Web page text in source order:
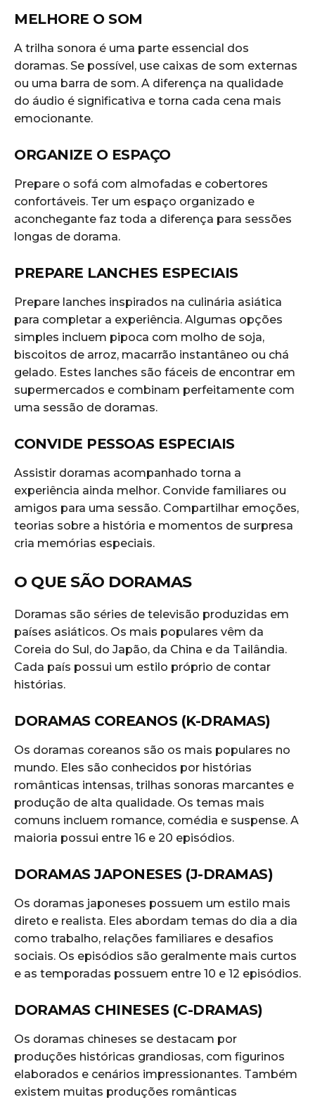
MELHORE O SOM
A trilha sonora é uma parte essencial dos
doramas. Se possível, use caixas de som externas
ou uma barra de som. A diferença na qualidade
do áudio é significativa e torna cada cena mais
emocionante.
ORGANIZE O ESPAÇO
Prepare o sofá com almofadas e cobertores
confortáveis. Ter um espaço organizado e
aconchegante faz toda a diferença para sessões
longas de dorama.
PREPARE LANCHES ESPECIAIS
Prepare lanches inspirados na culinária asiática
para completar a experiência. Algumas opções
simples incluem pipoca com molho de soja,
biscoitos de arroz, macarrão instantâneo ou chá
gelado. Estes lanches são fáceis de encontrar em
supermercados e combinam perfeitamente com
uma sessão de doramas.
CONVIDE PESSOAS ESPECIAIS
Assistir doramas acompanhado torna a
experiência ainda melhor. Convide familiares ou
amigos para uma sessão. Compartilhar emoções,
teorias sobre a história e momentos de surpresa
cria memórias especiais.
O QUE SÃO DORAMAS
Doramas são séries de televisão produzidas em
países asiáticos. Os mais populares vêm da
Coreia do Sul, do Japão, da China e da Tailândia.
Cada país possui um estilo próprio de contar
histórias.
DORAMAS COREANOS (K-DRAMAS)
Os doramas coreanos são os mais populares no
mundo. Eles são conhecidos por histórias
românticas intensas, trilhas sonoras marcantes e
produção de alta qualidade. Os temas mais
comuns incluem romance, comédia e suspense. A
maioria possui entre 16 e 20 episódios.
DORAMAS JAPONESES (J-DRAMAS)
Os doramas japoneses possuem um estilo mais
direto e realista. Eles abordam temas do dia a dia
como trabalho, relações familiares e desafios
sociais. Os episódios são geralmente mais curtos
e as temporadas possuem entre 10 e 12 episódios.
DORAMAS CHINESES (C-DRAMAS)
Os doramas chineses se destacam por
produções históricas grandiosas, com figurinos
elaborados e cenários impressionantes. Também
existem muitas produções românticas